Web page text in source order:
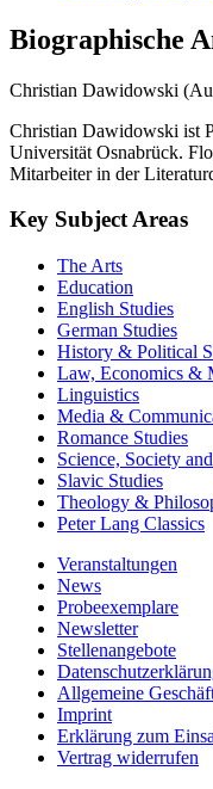
Biographische
Christian Dawidowski
Christian Dawidowski ist
Universität Osnabrück.
Mitarbeiter in der
Key Subject Areas
The Arts
Education
English Studies
German Studies
History & Political
Law, Economics &
Linguistics
Media &
Romance Studies
Science, Society
Slavic Studies
Theology &
Peter Lang Classics
Veranstaltungen
News
Probeexemplare
Newsletter
Stellenangebote
Allgemeine
Imprint
Erklärung zum
Vertrag widerrufen